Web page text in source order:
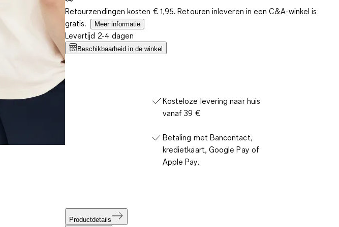
Retourzendingen kosten € 1,95. Retouren inleveren in een C&A-winkel is
gratis.
Meer informatie
Levertijd 2-4 dagen
Beschikbaarheid in de winkel
Kosteloze levering naar huis
vanaf 39 €
Betaling met Bancontact,
kredietkaart, Google Pay of
Apple Pay.
Productdetails